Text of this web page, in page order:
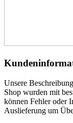
Unsere
Shop wurden mit
können Fehler oder
Auslieferung um